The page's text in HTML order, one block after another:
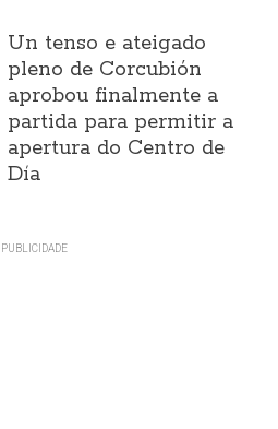
Un tenso e ateigado
pleno de Corcubión
aprobou finalmente a
partida para permitir a
apertura do Centro de
Día